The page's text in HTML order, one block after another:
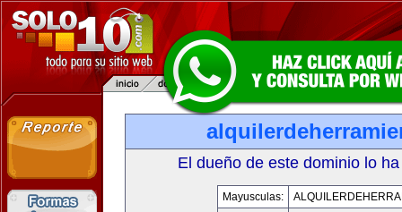
El dueño de este dominio lo
Mayusculas: